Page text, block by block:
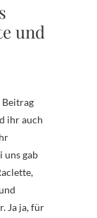
und
ihr auch
uns gab
Ja ja, für